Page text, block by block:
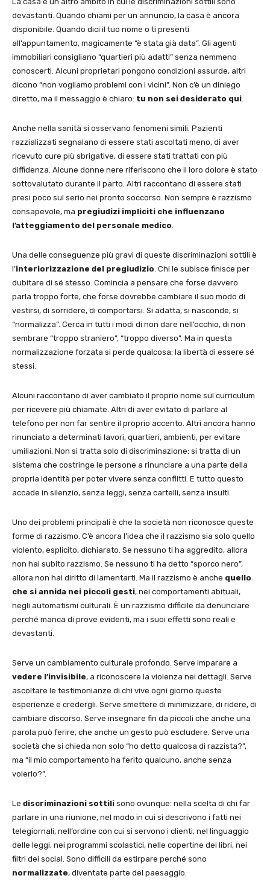
devastanti. Quando chiami per un annuncio, la casa è ancora
disponibile. Quando dici il tuo nome o ti presenti
all’appuntamento, magicamente “è stata già data”. Gli agenti
immobiliari consigliano “quartieri più adatti” senza nemmeno
conoscerti. Alcuni proprietari pongono condizioni assurde, altri
dicono “non vogliamo problemi con i vicini”. Non c’è un diniego
diretto, ma il messaggio è chiaro: tu non sei desiderato qui
Anche nella sanità si osservano fenomeni simili. Pazienti
razzializzati segnalano di essere stati ascoltati meno, di aver
ricevuto cure più sbrigative, di essere stati trattati con più
diffidenza. Alcune donne nere riferiscono che il loro dolore è stato
sottovalutato durante il parto. Altri raccontano di essere stati
presi poco sul serio nei pronto soccorso. Non sempre è razzismo
consapevole, ma pregiudizi impliciti che influenzano
l’atteggiamento del personale medico
Una delle conseguenze più gravi di queste discriminazioni sottili è
l’interiorizzazione del pregiudizio . Chi le subisce finisce per
dubitare di sé stesso. Comincia a pensare che forse davvero
parla troppo forte, che forse dovrebbe cambiare il suo modo di
vestirsi, di sorridere, di comportarsi. Si adatta, si nasconde, si
“normalizza”. Cerca in tutti i modi di non dare nell’occhio, di non
sembrare “troppo straniero”, “troppo diverso”. Ma in questa
normalizzazione forzata si perde qualcosa: la libertà di essere sé
stessi.
Alcuni raccontano di aver cambiato il proprio nome sul curriculum
per ricevere più chiamate. Altri di aver evitato di parlare al
telefono per non far sentire il proprio accento. Altri ancora hanno
rinunciato a determinati lavori, quartieri, ambienti, per evitare
umiliazioni. Non si tratta solo di discriminazione: si tratta di un
sistema che costringe le persone a rinunciare a una parte della
propria identità per poter vivere senza conflitti. E tutto questo
accade in silenzio, senza leggi, senza cartelli, senza insulti.
Uno dei problemi principali è che la società non riconosce queste
forme di razzismo. C’è ancora l’idea che il razzismo sia solo quello
violento, esplicito, dichiarato. Se nessuno ti ha aggredito, allora
non hai subito razzismo. Se nessuno ti ha detto “sporco nero”,
allora non hai diritto di lamentarti. Ma il razzismo è anche quello
che si annida nei piccoli gesti, nei comportamenti abituali,
negli automatismi culturali. È un razzismo difficile da denunciare
perché manca di prove evidenti, ma i suoi effetti sono reali e
devastanti.
Serve un cambiamento culturale profondo. Serve imparare a
vedere l’invisibile, a riconoscere la violenza nei dettagli. Serve
ascoltare le testimonianze di chi vive ogni giorno queste
esperienze e credergli. Serve smettere di minimizzare, di ridere, di
cambiare discorso. Serve insegnare fin da piccoli che anche una
parola può ferire, che anche un gesto può escludere. Serve una
società che si chieda non solo “ho detto qualcosa di razzista?”,
ma “il mio comportamento ha ferito qualcuno, anche senza
volerlo?”.
Le discriminazioni sottili sono ovunque: nella scelta di chi far
parlare in una riunione, nel modo in cui si descrivono i fatti nei
telegiornali, nell’ordine con cui si servono i clienti, nel linguaggio
delle leggi, nei programmi scolastici, nelle copertine dei libri, nei
filtri dei social. Sono difficili da estirpare perché sono
normalizzate, diventate parte del paesaggio.